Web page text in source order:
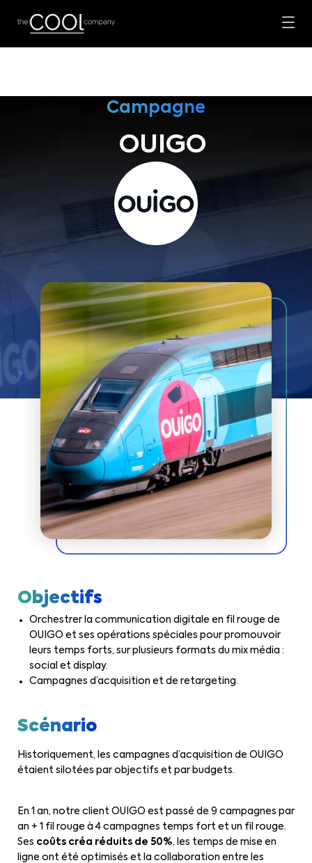
Campagne
OUIGO
Objectifs
Orchestrer la communication digitale en fil rouge de
OUIGO et ses opérations spéciales pour promouvoir
leurs temps forts, sur plusieurs formats du mix média :
social et display.
Campagnes d’acquisition et de retargeting.
Scénario
Historiquement, les campagnes d’acquisition de OUIGO
étaient silotées par objectifs et par budgets.
En 1 an, notre client OUIGO est passé de 9 campagnes par
an + 1 fil rouge à 4 campagnes temps fort et un fil rouge.
Ses coûts créa réduits de 50%, les temps de mise en
ligne ont été optimisés et la collaboration entre les